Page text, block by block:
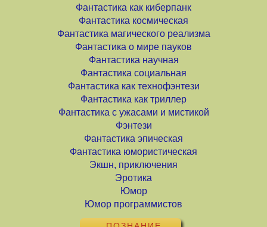
Фантастика как киберпанк
Фантастика космическая
Фантастика магического реализма
Фантастика о мире пауков
Фантастика научная
Фантастика социальная
Фантастика как технофэнтези
Фантастика как триллер
Фантастика с ужасами и мистикой
Фэнтези
Фантастика эпическая
Фантастика юмористическая
Экшн, приключения
Эротика
Юмор
Юмор программистов